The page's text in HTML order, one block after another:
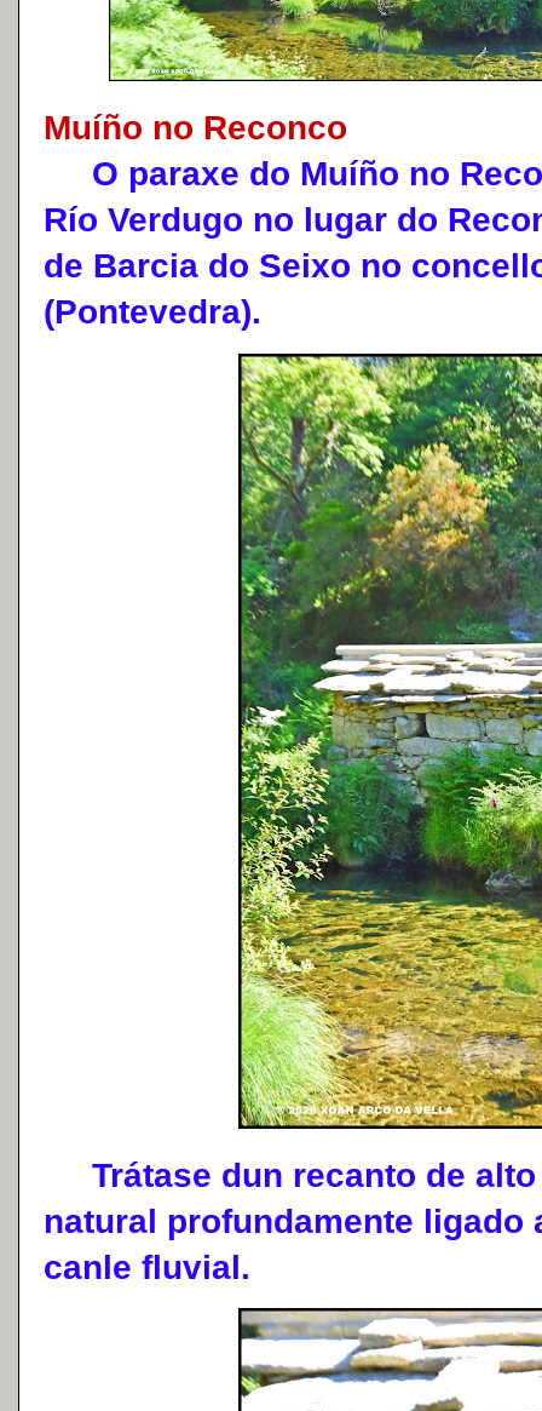
Muíño no Reconco
O paraxe do Muíño no
Río Verdugo no lugar do
de Barcia do Seixo no
(Pontevedra).
Trátase dun recanto de
natural profundamente ligado
canle fluvial.